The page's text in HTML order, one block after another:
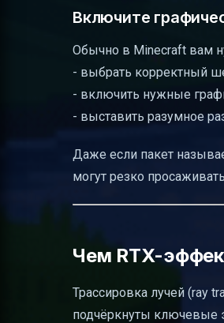
Включите
Обычно в Minecraft вам
- выбрать корректный
- включить нужные
- выставить разумное
Даже если пакет
могут резко
Чем RTX-
Трассировка лучей (ray
подчёркнуты ключевые